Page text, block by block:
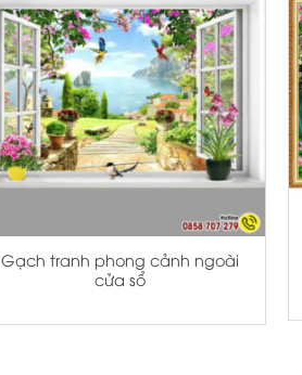
Gạch tranh phong cảnh ngoài
cửa sổ